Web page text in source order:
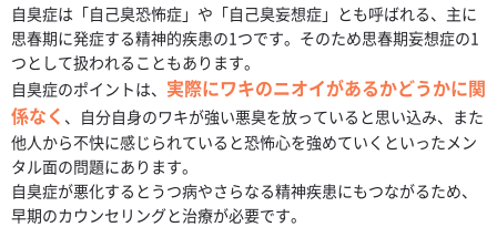
自臭症は「自己臭恐怖症」や「自己臭妄想症」とも呼ばれる、主に
思春期に発症する精神的疾患の1つです。そのため思春期妄想症の1
つとして扱われることもあります。
自臭症のポイントは、 実際にワキのニオイがあるかどうかに関
係なく 、自分自身のワキが強い悪臭を放っていると思い込み、また
他人から不快に感じられていると恐怖心を強めていくといったメン
タル面の問題にあります。
自臭症が悪化するとうつ病やさらなる精神疾患にもつながるため、
早期のカウンセリングと治療が必要です。